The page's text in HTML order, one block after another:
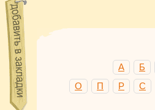
А
Б
О
П Р С